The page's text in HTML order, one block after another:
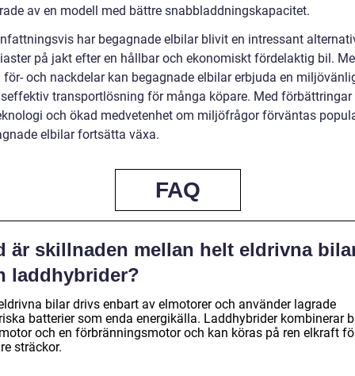
av en modell med bättre snabbladdningskapacitet.
har begagnade elbilar blivit en intressant
på jakt efter en hållbar och ekonomiskt fördelaktig bil.
för- och nackdelar kan begagnade elbilar erbjuda en
transportlösning för många köpare. Med
och ökad medvetenhet om miljöfrågor förväntas
elbilar fortsätta växa.
FAQ
är skillnaden mellan helt eldrivna
laddhybrider?
bilar drivs enbart av elmotorer och använder lagrade
batterier som enda energikälla. Laddhybrider kombinerar
och en förbränningsmotor och kan köras på ren elkraft
sträckor.